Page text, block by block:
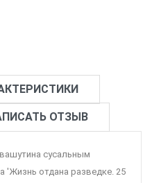
ОТЗЫВ
сусальным
отдана разведке. 25